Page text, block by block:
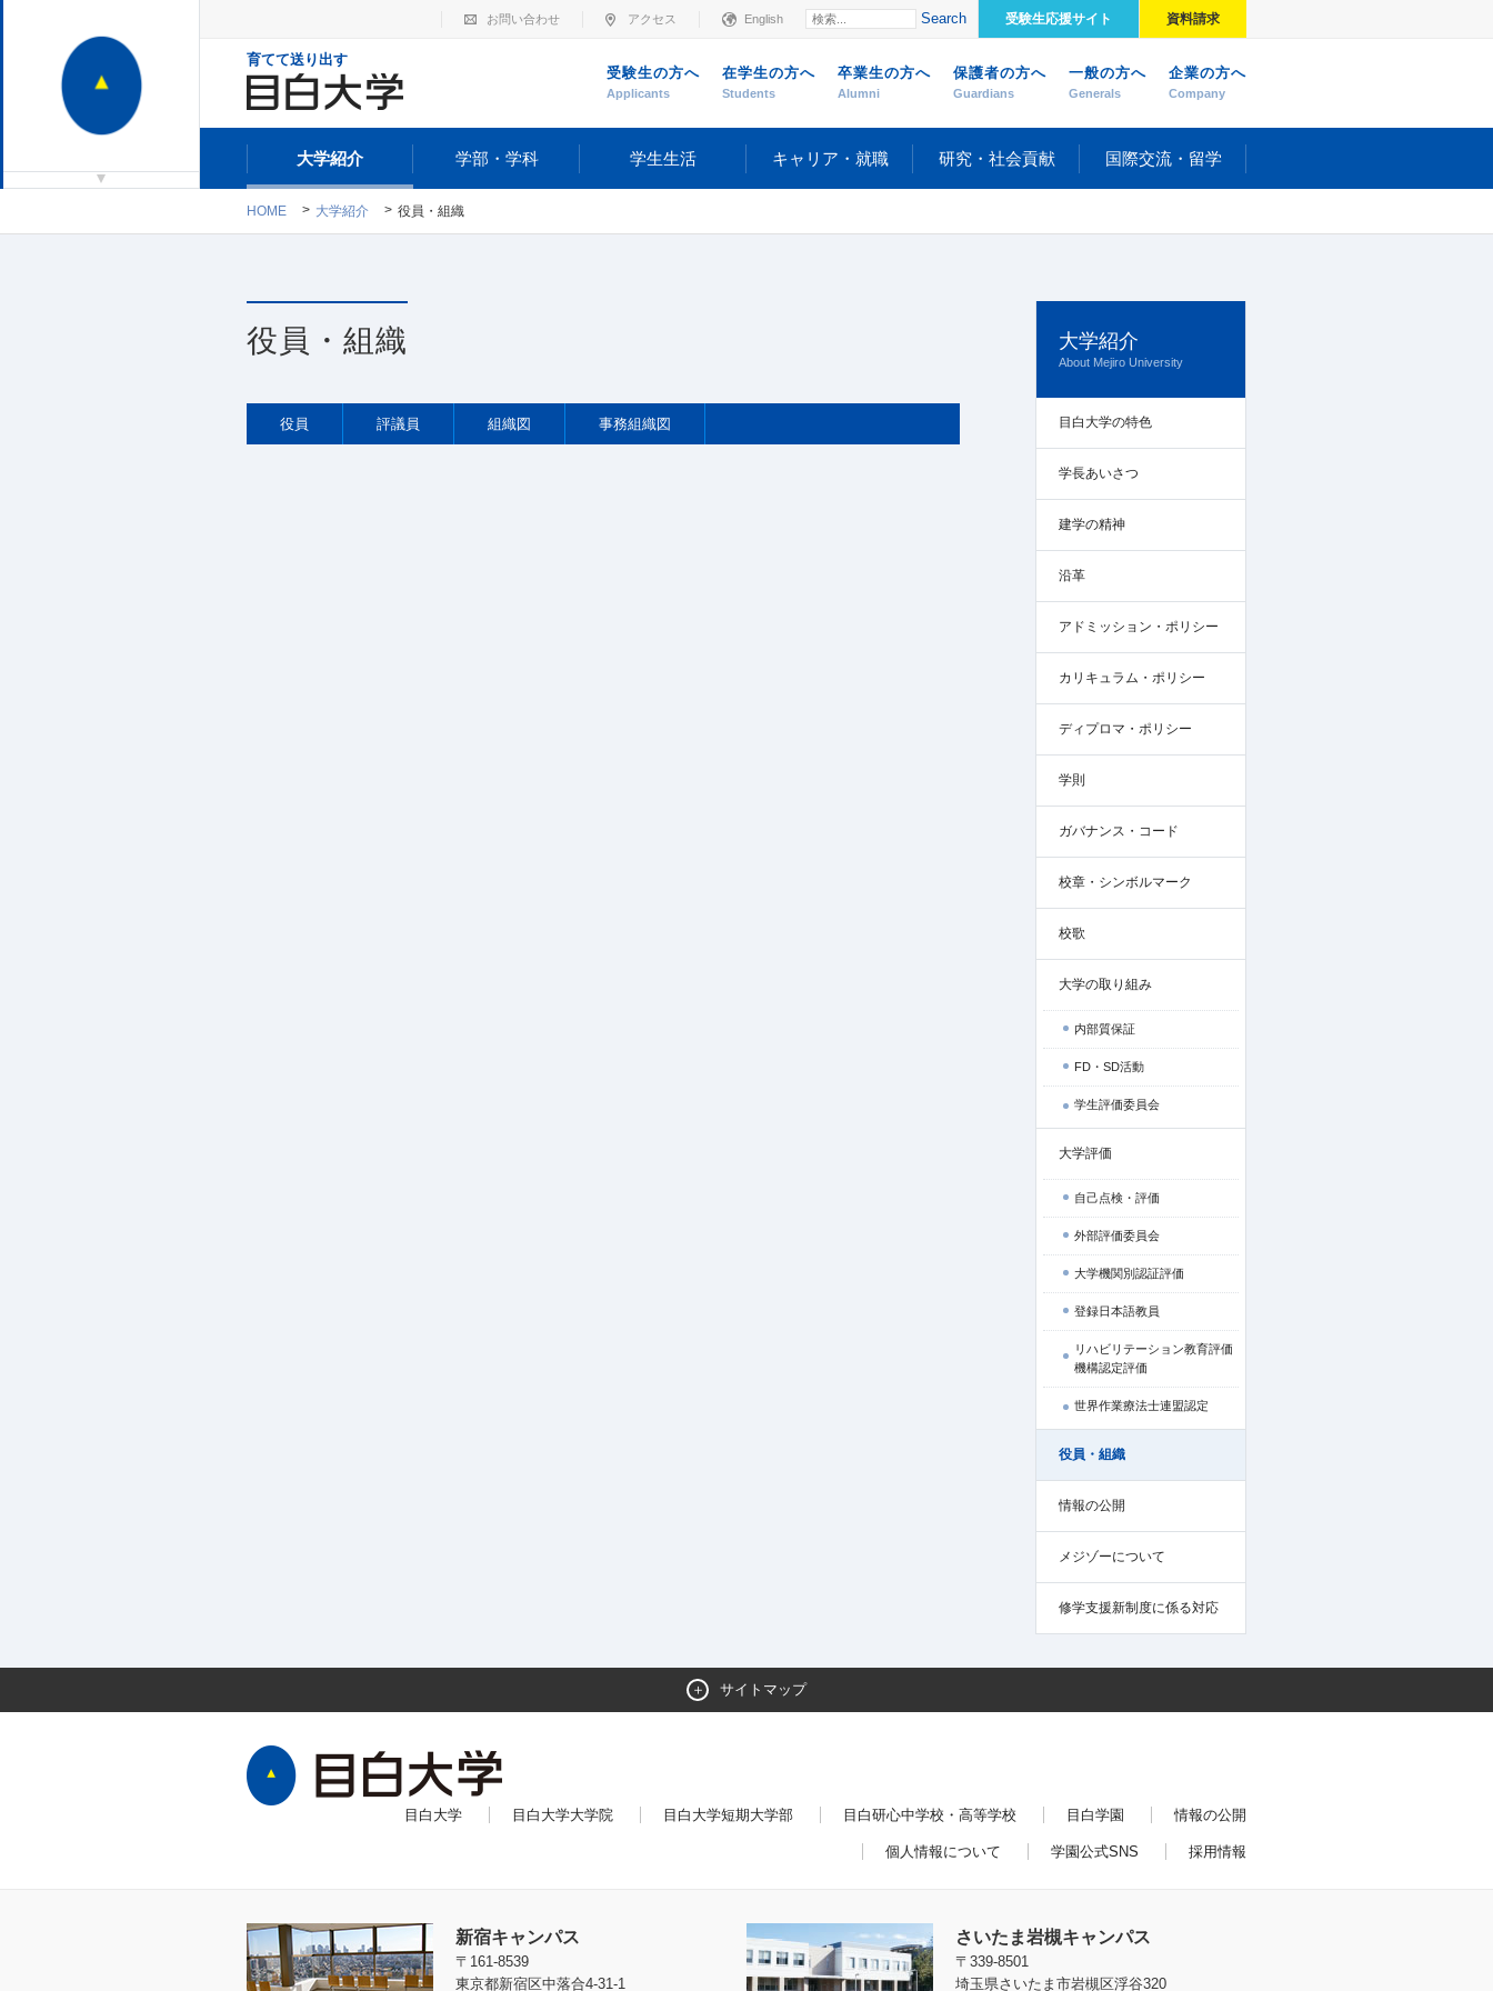
育てて送り出す
お問い合わせ アクセス English Search 受験生応援サイト 資料請求
受験生の方へ
Applicants
在学生の方へ
Students
卒業生の方へ
Alumni
保護者の方へ
Guardians
一般の方へ
Generals
企業の方へ
Company
大学紹介 学部・学科 学生生活 キャリア・就職 研究・社会貢献 国際交流・留学
HOME 大学紹介 役員・組織
役員・組織
役員 評議員 組織図 事務組織図
大学紹介
About Mejiro University
目白大学の特色
学長あいさつ
建学の精神
沿革
アドミッション・ポリシー
カリキュラム・ポリシー
ディプロマ・ポリシー
学則
ガバナンス・コード
校章・シンボルマーク
校歌
大学の取り組み
内部質保証
FD・SD活動
学生評価委員会
大学評価
自己点検・評価
外部評価委員会
大学機関別認証評価
登録日本語教員
リハビリテーション教育評価
機構認定評価
世界作業療法士連盟認定
役員・組織
情報の公開
メジゾーについて
修学支援新制度に係る対応
サイトマップ
目白大学 目白大学大学院 目白大学短期大学部 目白研心中学校・高等学校 目白学園 情報の公開
個人情報について 学園公式SNS 採用情報
新宿キャンパス
〒161-8539
東京都新宿区中落合4-31-1
さいたま岩槻キャンパス
〒339-8501
埼玉県さいたま市岩槻区浮谷320